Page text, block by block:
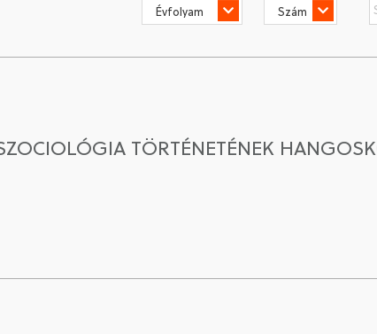
TÖRTÉNETÉNEK